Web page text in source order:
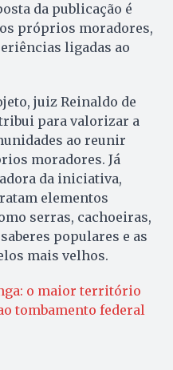
da publicação é
próprios moradores,
ligadas ao
juiz Reinaldo de
para valorizar a
ao reunir
moradores. Já
da iniciativa,
elementos
serras, cachoeiras,
populares e as
mais velhos.
o maior território
tombamento federal